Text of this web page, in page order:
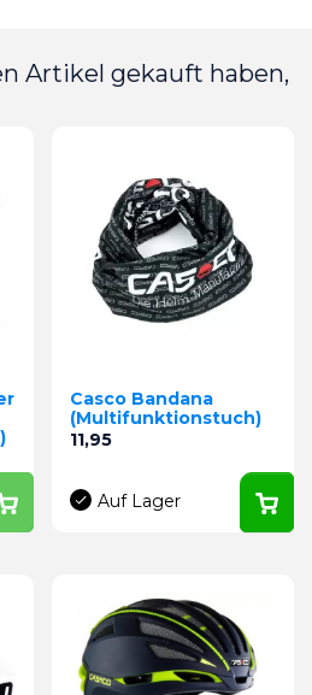
Artikel gekauft haben,
Casco Bandana
(Multifunktionstuch)
Preis
11,95
Auf Lager